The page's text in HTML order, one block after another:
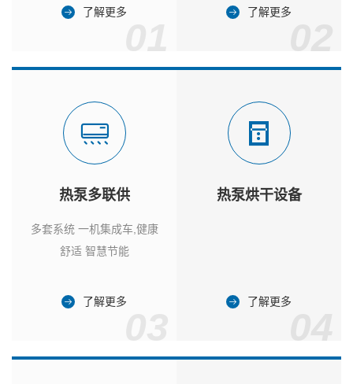
了解更多 了解更多
热泵多联供
多套系统 一机集成车,健康
舒适 智慧节能
了解更多
热泵烘干设备
了解更多